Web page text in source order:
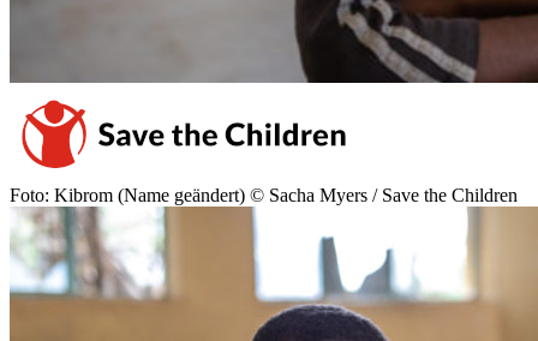
Foto: Kibrom (Name geändert) © Sacha Myers / Save the Children